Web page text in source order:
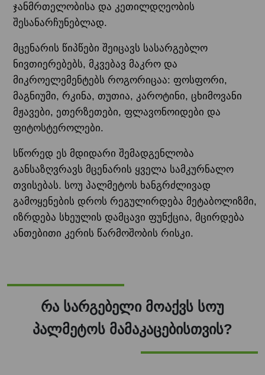
ჯანმრთელობისა და კეთილდღეობის
შესანარჩუნებლად.
მცენარის წიპწები შეიცავს სასარგებლო
ნივთიერებებს, მკვებავ მაკრო და
მიკროელემენტებს როგორიცაა: ფოსფორი,
მაგნიუმი, რკინა, თუთია, კაროტინი, ცხიმოვანი
მჟავები, ეთერზეთები, ფლავონოიდები და
ფიტოსტეროლები.
სწორედ ეს მდიდარი შემადგენლობა
განსაზღვრავს მცენარის ყველა სამკურნალო
თვისებას. სოუ პალმეტოს ხანგრძლივად
გამოყენების დროს რეგულირდება მეტაბოლიზმი,
იზრდება სხეულის დამცავი ფუნქცია, მცირდება
ანთებითი კერის წარმოშობის რისკი.
რა სარგებელი მოაქვს სოუ
პალმეტოს მამაკაცებისთვის?